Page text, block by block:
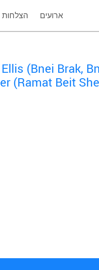
הצלחות ארועים
(Bnei Brak,
(Ramat Beit